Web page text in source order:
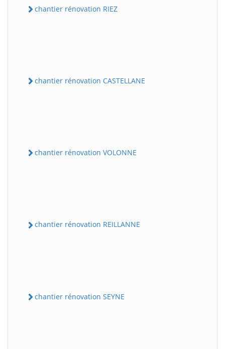
chantier rénovation RIEZ
chantier rénovation CASTELLANE
chantier rénovation VOLONNE
chantier rénovation REILLANNE
chantier rénovation SEYNE